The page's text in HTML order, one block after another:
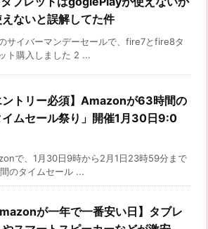
えないと誤解してた件
サイバーマンデーセールで、fire7とfire8タ
ト購入しました 2 ...
ントリー必須】Amazonが63時間の
イムセール祭り」開催1月30日9:0
で、1月30日9時から2月1日23時59分まで
のタイムセール ...
が一年で一番安い日】タブレ